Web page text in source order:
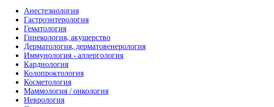
Анестезиология
Гастроэнтерология
Гематология
Гинекология, акушерство
Дерматология, дерматовенерология
Иммунология - аллергология
Кардиология
Колопроктология
Косметология
Маммология / онкология
Неврология